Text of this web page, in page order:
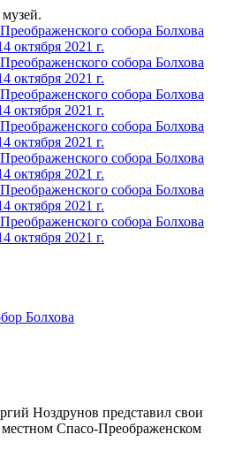
Болхова
Ноздрунов представил свои
Спасо-Преображенском